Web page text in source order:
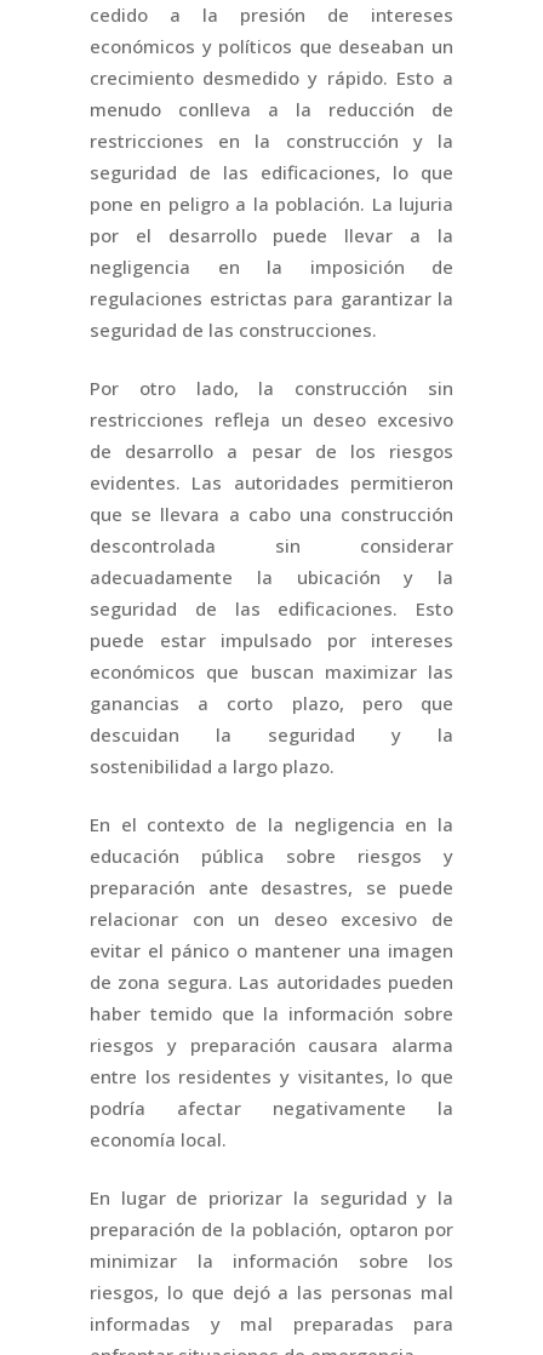
cedido a la presión de intereses
económicos y políticos que deseaban un
crecimiento desmedido y rápido. Esto a
menudo conlleva a la reducción de
restricciones en la construcción y la
seguridad de las edificaciones, lo que
pone en peligro a la población. La lujuria
por el desarrollo puede llevar a la
negligencia en la imposición de
regulaciones estrictas para garantizar la
seguridad de las construcciones.
Por otro lado, la construcción sin
restricciones refleja un deseo excesivo
de desarrollo a pesar de los riesgos
evidentes. Las autoridades permitieron
que se llevara a cabo una construcción
descontrolada sin considerar
adecuadamente la ubicación y la
seguridad de las edificaciones. Esto
puede estar impulsado por intereses
económicos que buscan maximizar las
ganancias a corto plazo, pero que
descuidan la seguridad y la
sostenibilidad a largo plazo.
En el contexto de la negligencia en la
educación pública sobre riesgos y
preparación ante desastres, se puede
relacionar con un deseo excesivo de
evitar el pánico o mantener una imagen
de zona segura. Las autoridades pueden
haber temido que la información sobre
riesgos y preparación causara alarma
entre los residentes y visitantes, lo que
podría afectar negativamente la
economía local.
En lugar de priorizar la seguridad y la
preparación de la población, optaron por
minimizar la información sobre los
riesgos, lo que dejó a las personas mal
informadas y mal preparadas para